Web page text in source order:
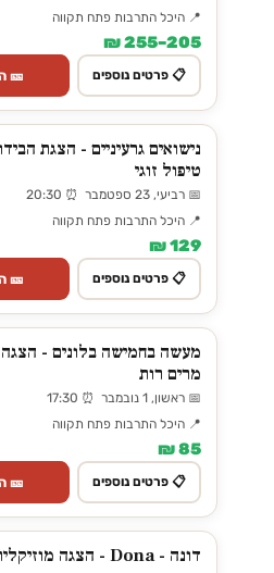
📍 היכל התרבות פתח תקווה
205–255 ₪
📋 פרטים נוספים 🎫
נישואים גרעיניים - הצגת
טיפול זוגי
📅 רביעי, 23 ספטמבר ⏰ 20:30
📍 היכל התרבות פתח תקווה
129 ₪
📋 פרטים נוספים 🎫
מעשה בחמישה בלונים -
מרים רות
📅 ראשון, 1 נובמבר ⏰ 17:30
📍 היכל התרבות פתח תקווה
85 ₪
📋 פרטים נוספים 🎫
דונה - Dona - הצגה מוזיקלית